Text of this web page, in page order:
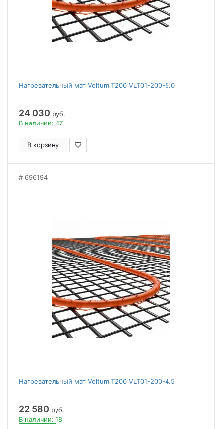
Нагревательный мат Voltum Т200 VLT01-200-5.0
24 030 руб.
В наличии: 47
В корзину
696194
Нагревательный мат Voltum Т200 VLT01-200-4.5
22 580 руб.
В наличии: 18